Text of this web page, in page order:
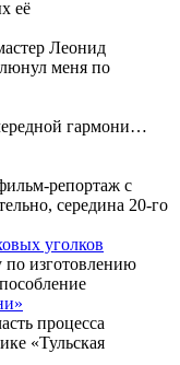
её
Леонид
меня по
гармони…
репортаж с
середина 20-го
уголков
по изготовлению
процесса
«Тульская